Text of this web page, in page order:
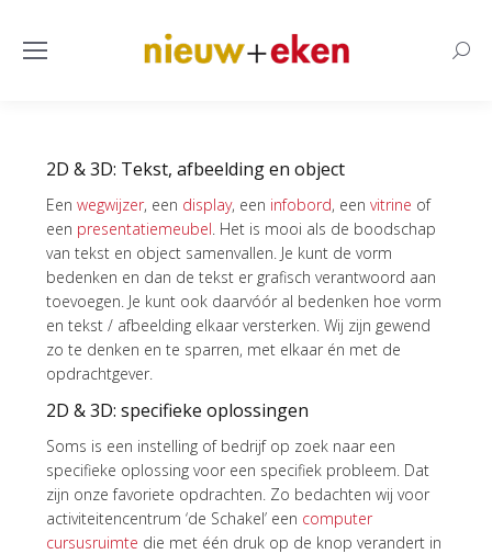
2D & 3D: Tekst, afbeelding en object
Eenwegwijzer, een display, een infobord, eenvitrine of
een presentatiemeubel. Het is mooi als de boodschap
van tekst en object samenvallen. Je kunt de vorm
bedenken en dan de tekst er grafisch verantwoord aan
toevoegen. Je kunt ook daarvóór al bedenken hoe vorm
en tekst / afbeelding elkaar versterken. Wij zijn gewend
zo te denken en te sparren, met elkaar én met de
opdrachtgever.
2D & 3D: specifieke oplossingen
Soms is een instelling of bedrijf op zoek naar een
specifieke oplossing voor een specifiek probleem. Dat
zijn onze favoriete opdrachten. Zo bedachten wij voor
activiteitencentrum ‘de Schakel’ een computer
cursusruimte die met één druk op de knop verandert in